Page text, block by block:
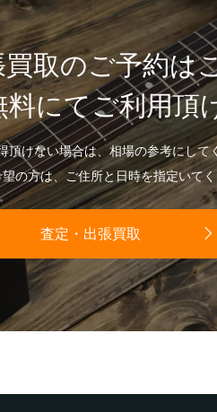
取のご予約は
にてご利用頂
頂けない場合は、相場の参考にして
の方は、ご住所と日時を指定いて
査定・出張買取